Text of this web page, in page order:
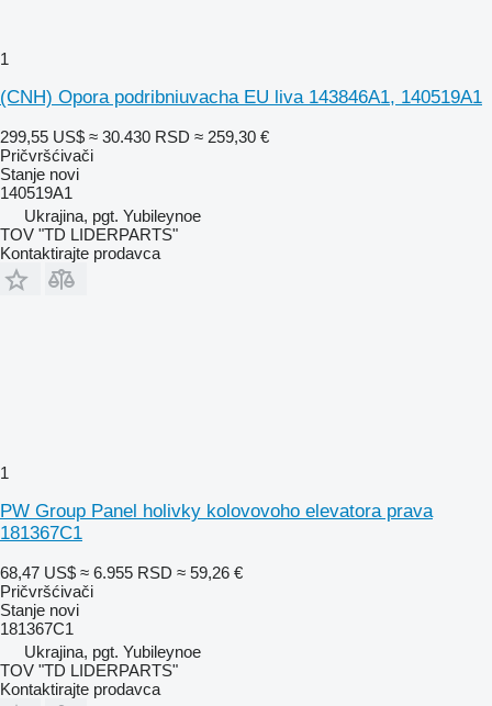
1
(CNH) Opora podribniuvacha EU liva 143846A1, 140519A1
299,55 US$ ≈ 30.430 RSD ≈ 259,30 €
Pričvršćivači
Stanje novi
140519A1
Ukrajina, pgt. Yubileynoe
TOV "TD LIDERPARTS"
Kontaktirajte prodavca
1
PW Group Panel holivky kolovovoho elevatora prava
181367C1
68,47 US$ ≈ 6.955 RSD ≈ 59,26 €
Pričvršćivači
Stanje novi
181367C1
Ukrajina, pgt. Yubileynoe
TOV "TD LIDERPARTS"
Kontaktirajte prodavca